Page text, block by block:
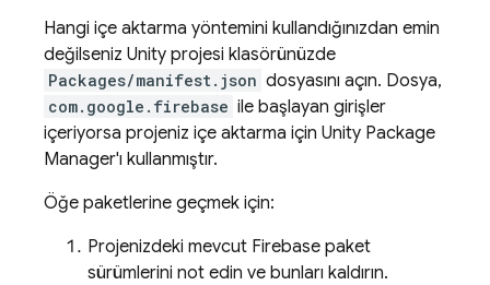
Hangi içe aktarma yöntemini kullandığınızdan emin
değilseniz Unity projesi klasörünüzde
Packages/manifest.json dosyasını açın. Dosya,
com.google.firebase ile başlayan girişler
içeriyorsa projeniz içe aktarma için Unity Package
Manager'ı kullanmıştır.
Öğe paketlerine geçmek için:
Projenizdeki mevcut Firebase paket
sürümlerini not edin ve bunları kaldırın.